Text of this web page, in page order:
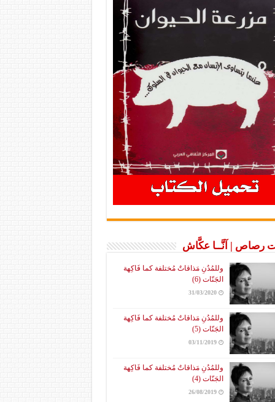
رصاص | آنَّــا عكَّاش
وللمُدُنِ مَذاقاتٌ مُختلفة كما فَاكِهة
الجَنّات (6)
31/03/2020
وللمُدُنِ مَذاقاتٌ مُختلفة كما فَاكِهة
الجَنّات (5)
03/11/2019
وللمُدُنِ مَذاقاتٌ مُختلفة كما فَاكِهة
الجَنّات (4)
26/08/2019